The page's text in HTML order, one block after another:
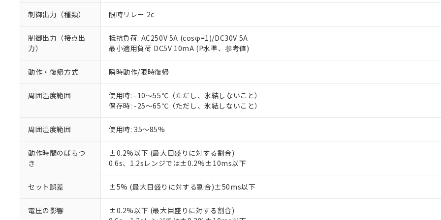
制御出力（種類） 限時リレー 2c
制御出力（接点出
力）
抵抗負荷: AC250V 5A (cosφ=1)/DC30V 5A
最小適用負荷 DC5V 10mA (P水準、参考値)
動作・復帰方式 瞬時動作/限時復帰
周囲温度範囲
使用時: -10～55℃（ただし、氷結しないこと）
保存時: -25～65℃（ただし、氷結しないこと）
周囲湿度範囲 使用時: 35～85%
動作時間のばらつ
き
±0.2%以下 (最大目盛りに対する割合)
0.6s、1.2sレンジでは±0.2%±10ms以下
セット誤差 ±5% (最大目盛りに対する割合)±50ms以下
電圧の影響
±0.2%以下 (最大目盛りに対する割合)
ご利用条件
※1 対応状況
対応済み：EU RoHS指令（10物質）の非含有に対応した製品が提供可能な商品です。
対応予定なし：EU RoHS指令（10物質）の非含有に非対応の商品で、対応品を出す予定
調査・確認中：EU RoHS指令（10物質）の非含有の対応状況を調査中または確認中の
非該当品：ライセンス料など無形物で、有害物質有無と関係のない商品です。
※1 中国RoHS○×表